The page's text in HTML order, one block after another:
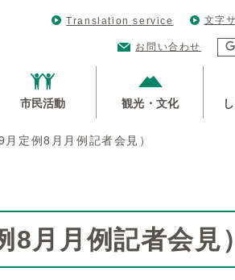
Translation service 文字
お問い合わせ
市民活動 観光・文化
定例8月月例記者会見）
月月例記者会見）